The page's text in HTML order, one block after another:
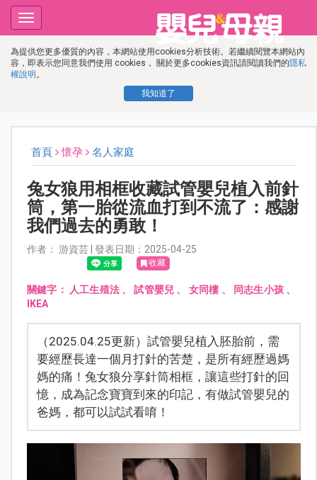
為提供您更多優質的內容，本網站使用cookies分析技術。若繼續閱覽本網站內
容，即表示您同意我們使用 cookies， 關於更多cookies資訊請閱讀我們的隱私
權說明 。
我知道了
Toggle
navigation
首頁 懷孕 名人家庭
兔女狼用相框收藏試管嬰兒植入前針
筒，第一胎從流血打到不流了：感謝
我們過去的勇敢！
作者： 游資芸 | 發表日期：2025-04-25
收藏
關鍵字： 人工生殖法、試管嬰兒 、 女同樓 、 同志生小孩、
IKEA
（2025.04.25更新）試管嬰兒植入胚胎前，需
要經歷長達一個月打針的苦楚，是所有經歷過媽
媽的痛！兔女狼分享針筒相框，讓這些打針的回
憶，成為記念寶寶到來的印記，有做試管嬰兒的
爸媽，都可以試試看唷！